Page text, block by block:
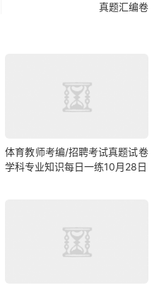
真题汇编卷
体育教师考编/招聘考试真题试卷
学科专业知识每日一练10月28日